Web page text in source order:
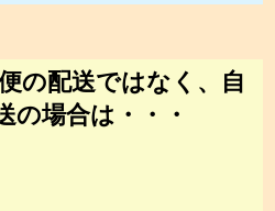
の配送ではなく、自
の場合は・・・